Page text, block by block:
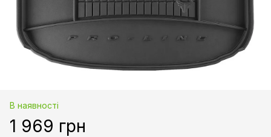
В наявності
1 969 грн